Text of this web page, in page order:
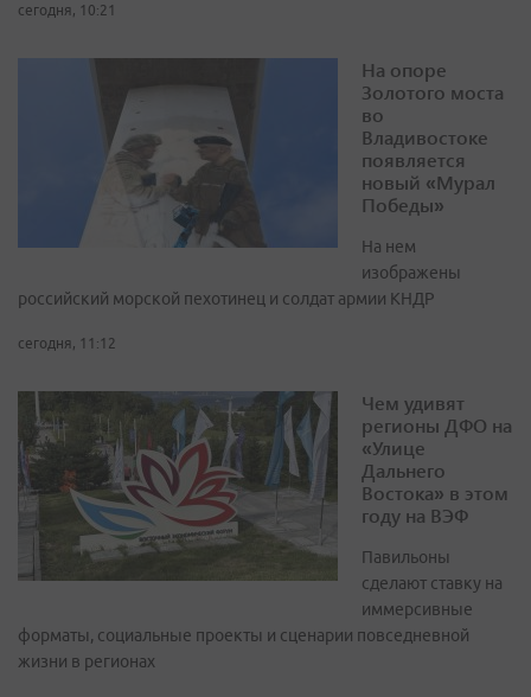
сегодня, 10:21
На опоре
Золотого моста
во
Владивостоке
появляется
новый «Мурал
Победы»
На нем
изображены
российский морской пехотинец и солдат армии КНДР
сегодня, 11:12
Чем удивят
регионы ДФО на
«Улице
Дальнего
Востока» в этом
году на ВЭФ
Павильоны
сделают ставку на
иммерсивные
форматы, социальные проекты и сценарии повседневной
жизни в регионах